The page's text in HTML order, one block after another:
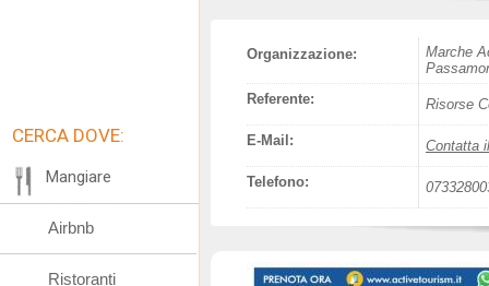
Organizzazione:
Marche
Referente:
Risorse
E-Mail: Contatta
Telefono:
CERCA DOVE:
Mangiare
Airbnb
Ristoranti